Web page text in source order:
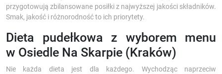
przygotowują zbilansowane posiłki z najwyższej jakości składników.
Smak, jakość i różnorodność to ich priorytety.
Dieta pudełkowa z wyborem menu
w Osiedle Na Skarpie (Kraków)
Nie każda dieta jest dla każdego. Wychodząc naprzeciw